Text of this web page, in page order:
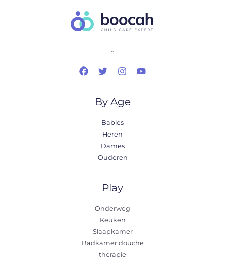
..
By Age
Babies
Heren
Dames
Ouderen
Play
Onderweg
Keuken
Slaapkamer
Badkamer douche
therapie